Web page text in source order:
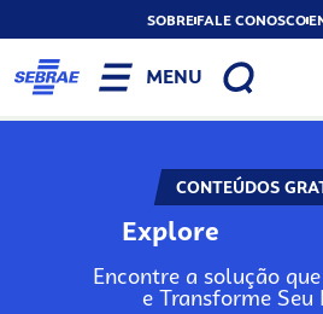
SOBREFALE CONOSCO
MENU
CONTEÚDOS
Explore
Encontre a solução
e Transforme Seu